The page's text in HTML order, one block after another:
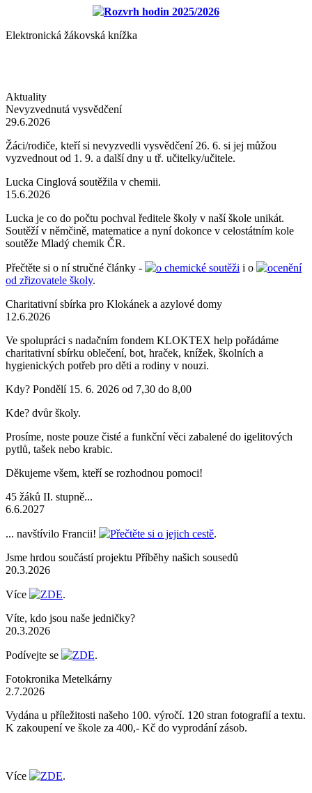
Rozvrh hodin 2025/2026
Elektronická žákovská knížka
Aktuality
Nevyzvednutá vysvědčení
29.6.2026
Žáci/rodiče, kteří si nevyzvedli vysvědčení 26. 6. si jej můžou
vyzvednout od 1. 9. a další dny u tř. učitelky/učitele.
Lucka Cinglová soutěžila v chemii.
15.6.2026
Lucka je co do počtu pochval ředitele školy v naší škole unikát.
Soutěží v němčině, matematice a nyní dokonce v celostátním kole
soutěže Mladý chemik ČR.
Přečtěte si o ní stručné články - o chemické soutěži i o
ocenění
od zřizovatele školy.
Charitativní sbírka pro Klokánek a azylové domy
12.6.2026
Ve spolupráci s nadačním fondem KLOKTEX help pořádáme
charitativní sbírku oblečení, bot, hraček, knížek, školních a
hygienických potřeb pro děti a rodiny v nouzi.
Kdy? Pondělí 15. 6. 2026 od 7,30 do 8,00
Kde? dvůr školy.
Prosíme, noste pouze čisté a funkční věci zabalené do igelitových
pytlů, tašek nebo krabic.
Děkujeme všem, kteří se rozhodnou pomoci!
45 žáků II. stupně...
6.6.2027
... navštívilo Francii! Přečtěte si o jejich cestě.
Jsme hrdou součástí projektu Příběhy našich sousedů
20.3.2026
Více ZDE.
Víte, kdo jsou naše jedničky?
20.3.2026
Podívejte se ZDE.
Fotokronika Metelkárny
2.7.2026
Vydána u příležitosti našeho 100. výročí. 120 stran fotografií a textu.
K zakoupení ve škole za 400,- Kč do vyprodání zásob.
Více ZDE.